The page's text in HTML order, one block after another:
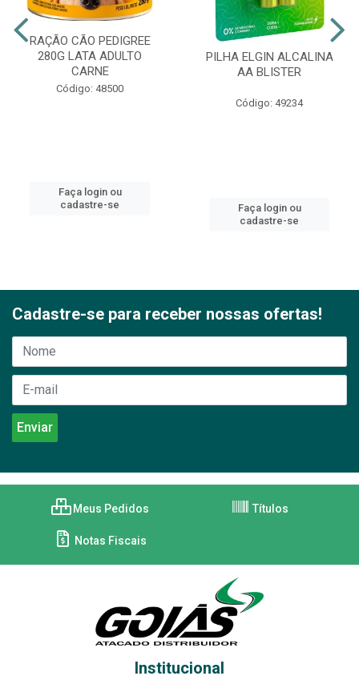
RAÇÃO CÃO PEDIGREE
280G LATA ADULTO
CARNE
Código: 48500
Faça login ou
cadastre-se
PILHA ELGIN ALCALINA
AA BLISTER
Código: 49234
Faça login ou
cadastre-se
Cadastre-se para receber nossas ofertas!
Meus Pedidos Títulos
Notas Fiscais
Institucional